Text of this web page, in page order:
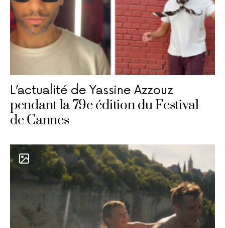
L’actualité de Yassine Azzouz
pendant la 79e édition du Festival
de Cannes